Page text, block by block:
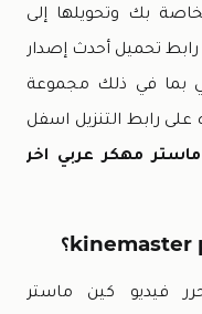
بك وتحويلها إلى
تحميل أحدث إصدار
بما في ذلك مجموعة
على رابط التنزيل اسفل
مهكر عربي اخر
فيديو كين ماستر